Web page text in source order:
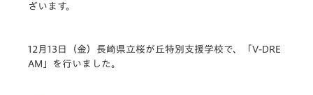
ざいます。
12月13日（金）長崎県立桜が丘特別支援学校で、「V-DRE
AM」を行いました。